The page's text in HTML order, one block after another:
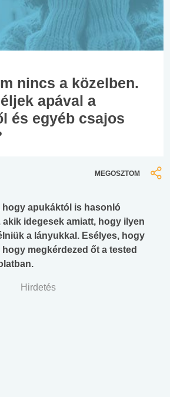
nincs a közelben.
apával a
és egyéb csajos
MEGOSZTOM
hogy apukáktól is hasonló
akik idegesek amiatt, hogy ilyen
a lányukkal. Esélyes, hogy
megkérdezed őt a tested
Hirdetés